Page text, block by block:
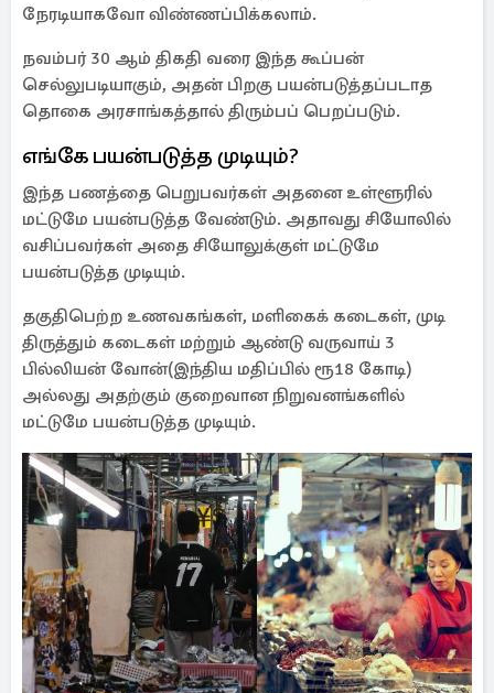
நேரடியாகவோ விண்ணப்பிக்கலாம்.
நவம்பர் 30 ஆம் திகதி வரை இந்த கூப்பன்
செல்லுபடியாகும், அதன் பிறகு பயன்படுத்தப்படாத
தொகை அரசாங்கத்தால் திரும்பப் பெறப்படும்.
எங்கே பயன்படுத்த முடியும்?
இந்த பணத்தை பெறுபவர்கள் அதனை உள்ளூரில்
மட்டுமே பயன்படுத்த வேண்டும். அதாவது சியோலில்
வசிப்பவர்கள் அதை சியோலுக்குள் மட்டுமே
பயன்படுத்த முடியும்.
தகுதிபெற்ற உணவகங்கள், மளிகைக் கடைகள், முடி
திருத்தும் கடைகள் மற்றும் ஆண்டு வருவாய் 3
பில்லியன் வோன்(இந்திய மதிப்பில் ரூ18 கோடி)
அல்லது அதற்கும் குறைவான நிறுவனங்களில்
மட்டுமே பயன்படுத்த முடியும்.